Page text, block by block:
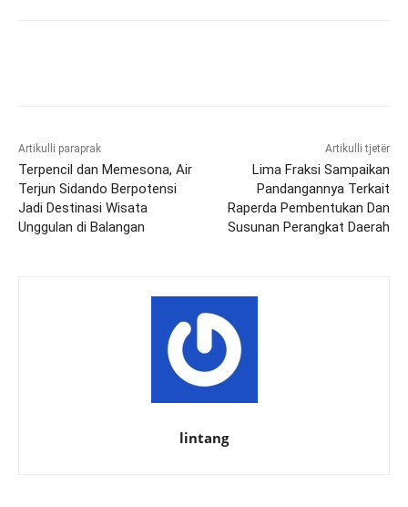
Artikulli paraprak
Terpencil dan Memesona, Air
Terjun Sidando Berpotensi
Jadi Destinasi Wisata
Unggulan di Balangan
Artikulli tjetër
Lima Fraksi Sampaikan
Pandangannya Terkait
Raperda Pembentukan Dan
Susunan Perangkat Daerah
lintang